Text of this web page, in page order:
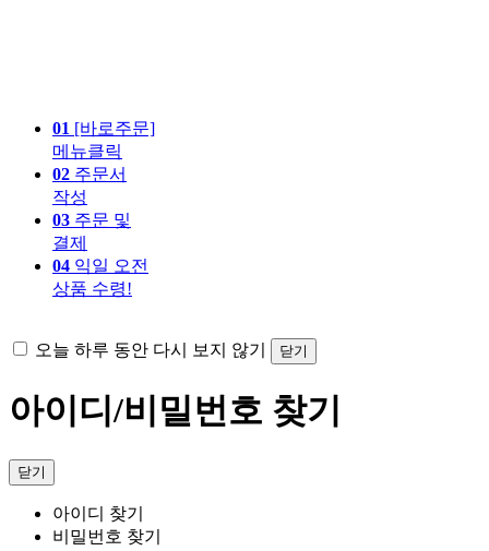
01 [바로주문]
메뉴클릭
02 주문서
작성
03 주문 및
결제
04 익일 오전
상품 수령!
오늘 하루 동안 다시 보지 않기 닫기
아이디/비밀번호 찾기
닫기
아이디 찾기
비밀번호 찾기